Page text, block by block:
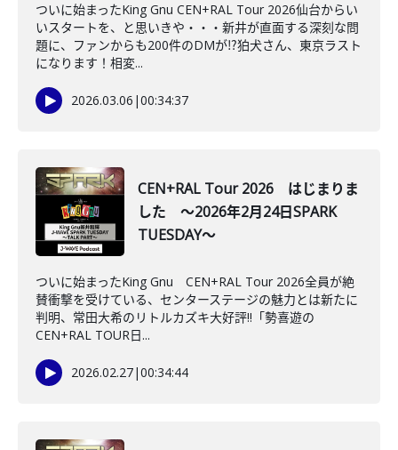
ついに始まったKing Gnu CEN+RAL Tour 2026仙台からい
いスタートを、と思いきや・・・新井が直面する深刻な問
題に、ファンからも200件のDMが⁉狛犬さん、東京ラスト
になります！相変...
2026.03.06 |00:34:37
CEN+RAL Tour 2026 はじまりま
した ～2026年2月24日SPARK
TUESDAY～
ついに始まったKing Gnu CEN+RAL Tour 2026全員が絶
賛衝撃を受けている、センターステージの魅力とは新たに
判明、常田大希のリトルカズキ大好評!!「勢喜遊の
CEN+RAL TOUR日...
2026.02.27|00:34:44